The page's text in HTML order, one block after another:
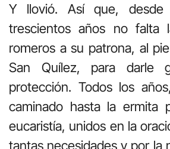
Y llovió. Así que,
trescientos años no falta
romeros a su patrona, al
San Quílez, para darle
protección. Todos los
caminado hasta la ermita
eucaristía, unidos en la
tantas necesidades y por la